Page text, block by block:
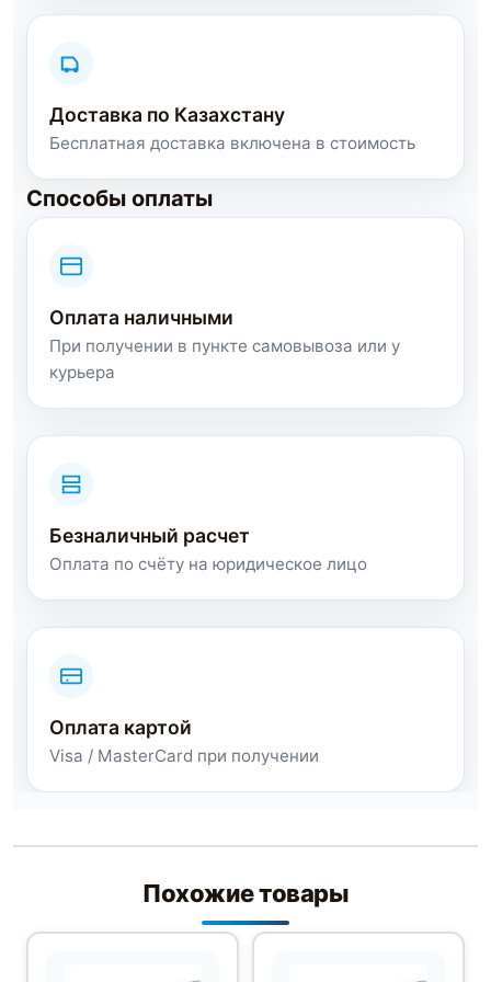
Доставка по Казахстану
Бесплатная доставка включена в стоимость
Способы оплаты
Оплата наличными
При получении в пункте самовывоза или у
курьера
Безналичный расчет
Оплата по счёту на юридическое лицо
Оплата картой
Visa / MasterCard при получении
Похожие товары